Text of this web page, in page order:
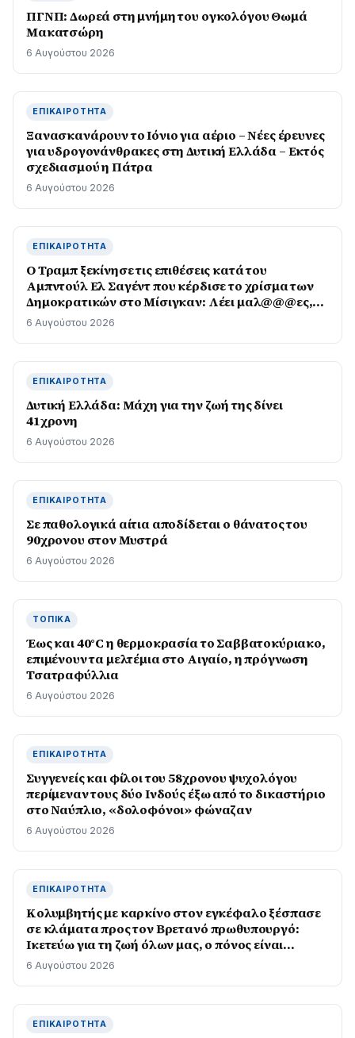
ΠΓΝΠ: Δωρεά στη μνήμη του ογκολόγου Θωμά
Μακατσώρη
6 Αυγούστου 2026
ΕΠΙΚΑΙΡΌΤΗΤΑ
Ξανασκανάρουν το Ιόνιο για αέριο – Νέες έρευνες
για υδρογονάνθρακες στη Δυτική Ελλάδα – Εκτός
σχεδιασμού η Πάτρα
6 Αυγούστου 2026
ΕΠΙΚΑΙΡΌΤΗΤΑ
O Τραμπ ξεκίνησε τις επιθέσεις κατά του
Αμπντούλ Ελ Σαγέντ που κέρδισε το χρίσμα των
Δημοκρατικών στο Μίσιγκαν: Λέει μαλ@@@ες,
μισεί τους Εβραίους
6 Αυγούστου 2026
ΕΠΙΚΑΙΡΌΤΗΤΑ
Δυτική Ελλάδα: Μάχη για την ζωή της δίνει
41χρονη
6 Αυγούστου 2026
ΕΠΙΚΑΙΡΌΤΗΤΑ
Σε παθολογικά αίτια αποδίδεται ο θάνατος του
90χρονου στον Μυστρά
6 Αυγούστου 2026
ΤΟΠΙΚΆ
Έως και 40°C η θερμοκρασία το Σαββατοκύριακο,
επιμένουν τα μελτέμια στο Αιγαίο, η πρόγνωση
Τσατραφύλλια
6 Αυγούστου 2026
ΕΠΙΚΑΙΡΌΤΗΤΑ
Συγγενείς και φίλοι του 58χρονου ψυχολόγου
περίμεναν τους δύο Ινδούς έξω από το δικαστήριο
στο Ναύπλιο, «δολοφόνοι» φώναζαν
6 Αυγούστου 2026
ΕΠΙΚΑΙΡΌΤΗΤΑ
Κολυμβητής με καρκίνο στον εγκέφαλο ξέσπασε
σε κλάματα προς τον Βρετανό πρωθυπουργό:
Ικετεύω για τη ζωή όλων μας, ο πόνος είναι
αφόρητος
6 Αυγούστου 2026
ΕΠΙΚΑΙΡΌΤΗΤΑ